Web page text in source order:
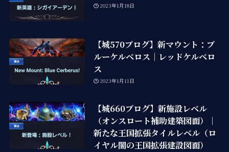
2023年1月18日
【城570ブログ】新マウント：ブ
ルーケルベロス｜レッドケルベロ
ス
2023年1月11日
【城660ブログ】新施設レベル
（オンスロート補助建築図面）｜
新たな王国拡張タイルレベル（ロ
イヤル闇の王国拡張建設図面）